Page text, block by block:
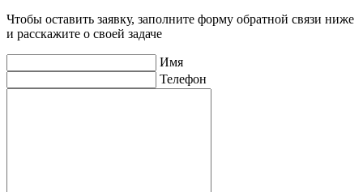
Чтобы оставить заявку, заполните форму обратной связи ниже
и расскажите о своей задаче
Имя
Телефон